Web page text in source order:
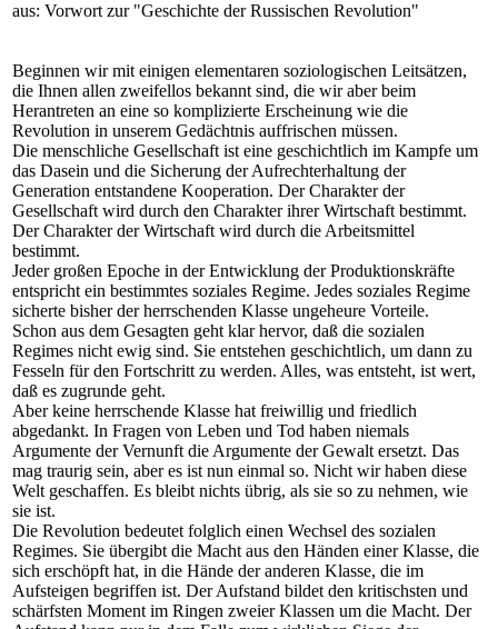
aus: Vorwort zur "Geschichte der Russischen Revolution"
Beginnen wir mit einigen elementaren soziologischen Leitsätzen,
die Ihnen allen zweifellos bekannt sind, die wir aber beim
Herantreten an eine so komplizierte Erscheinung wie die
Revolution in unserem Gedächtnis auffrischen müssen.
Die menschliche Gesellschaft ist eine geschichtlich im Kampfe um
das Dasein und die Sicherung der Aufrechterhaltung der
Generation entstandene Kooperation. Der Charakter der
Gesellschaft wird durch den Charakter ihrer Wirtschaft bestimmt.
Der Charakter der Wirtschaft wird durch die Arbeitsmittel
bestimmt.
Jeder großen Epoche in der Entwicklung der Produktionskräfte
entspricht ein bestimmtes soziales Regime. Jedes soziales Regime
sicherte bisher der herrschenden Klasse ungeheure Vorteile.
Schon aus dem Gesagten geht klar hervor, daß die sozialen
Regimes nicht ewig sind. Sie entstehen geschichtlich, um dann zu
Fesseln für den Fortschritt zu werden. Alles, was entsteht, ist wert,
daß es zugrunde geht.
Aber keine herrschende Klasse hat freiwillig und friedlich
abgedankt. In Fragen von Leben und Tod haben niemals
Argumente der Vernunft die Argumente der Gewalt ersetzt. Das
mag traurig sein, aber es ist nun einmal so. Nicht wir haben diese
Welt geschaffen. Es bleibt nichts übrig, als sie so zu nehmen, wie
sie ist.
Die Revolution bedeutet folglich einen Wechsel des sozialen
Regimes. Sie übergibt die Macht aus den Händen einer Klasse, die
sich erschöpft hat, in die Hände der anderen Klasse, die im
Aufsteigen begriffen ist. Der Aufstand bildet den kritischsten und
schärfsten Moment im Ringen zweier Klassen um die Macht. Der